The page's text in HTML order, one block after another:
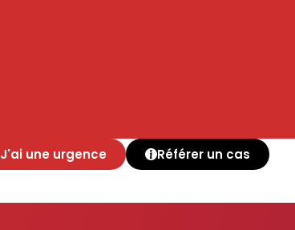
J'ai une urgence Référer un cas